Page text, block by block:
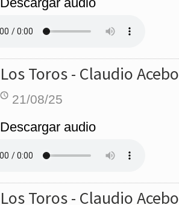
Los Toros - Claudio Acebo
21/08/25
Descargar audio
Los Toros - Claudio Acebo